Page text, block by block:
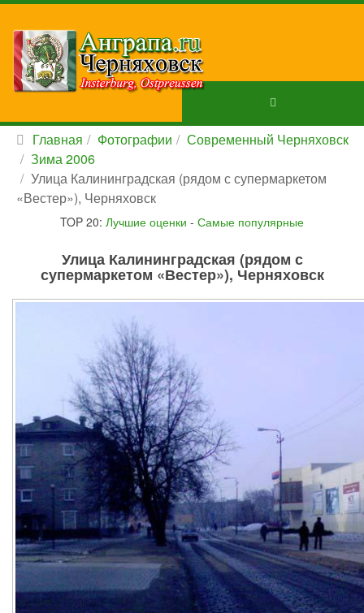
Главная Фотографии
Современный Черняховск
Зима 2006
Улица Калининградская (рядом с супермаркетом
«Вестер»), Черняховск
TOP 20: Лучшие оценки - Самые популярные
Улица Калининградская (рядом с
супермаркетом «Вестер»), Черняховск